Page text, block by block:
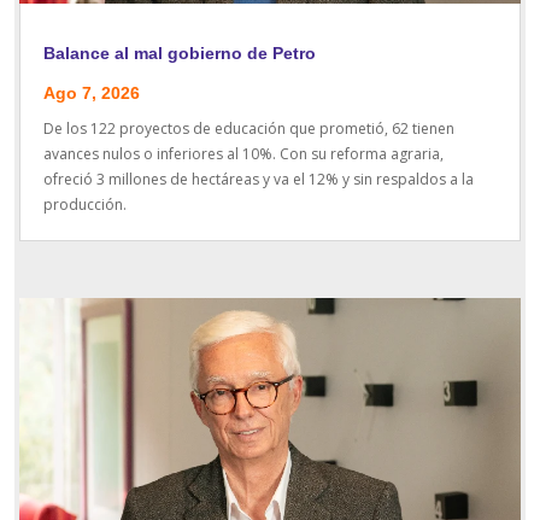
Balance al mal gobierno de Petro
Ago 7, 2026
De los 122 proyectos de educación que prometió, 62 tienen
avances nulos o inferiores al 10%. Con su reforma agraria,
ofreció 3 millones de hectáreas y va el 12% y sin respaldos a la
producción.